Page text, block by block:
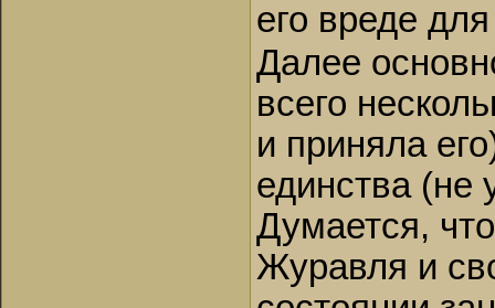
его вреде
Далее
всего
и приняла
единства (не
Думается,
Журавля и